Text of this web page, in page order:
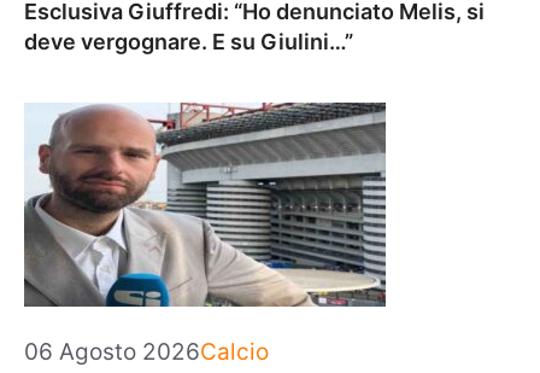
Esclusiva Giuffredi: “Ho denunciato Melis, si
deve vergognare. E su Giulini…”
06 Agosto 2026Categorie
Calcio